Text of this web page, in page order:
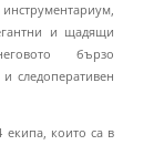
и щадящи
бързо
следоперативен
които са в